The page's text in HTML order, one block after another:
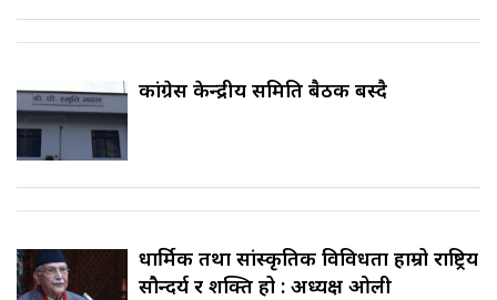
कांग्रेस केन्द्रीय समिति बैठक बस्दै
धार्मिक तथा सांस्कृतिक विविधता हाम्रो राष्ट्रिय
सौन्दर्य र शक्ति हो : अध्यक्ष ओली